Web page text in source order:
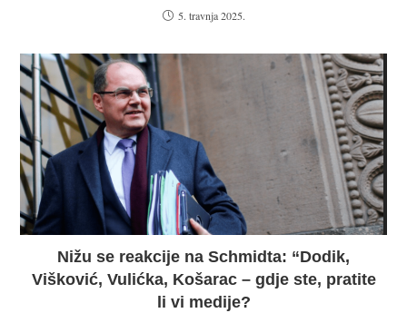
5. travnja 2025.
Nižu se reakcije na Schmidta: “Dodik,
Višković, Vulićka, Košarac – gdje ste, pratite
li vi medije?